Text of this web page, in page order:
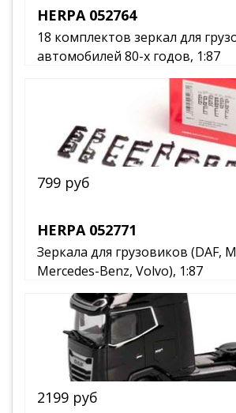
HERPA 052764
18 комплектов зеркал для
автомобилей 80-х годов, 1:87
HERPA 052771
Зеркала для грузовиков (DAF,
Mercedes-Benz, Volvo), 1:87
799 руб
2199 руб